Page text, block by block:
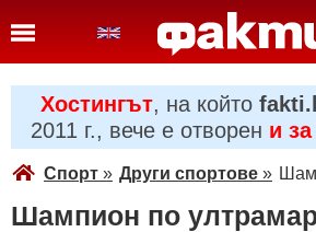
Хостингът, на който
2011 г., вече е отворен и
Спорт » Други спортове »
Шампион по